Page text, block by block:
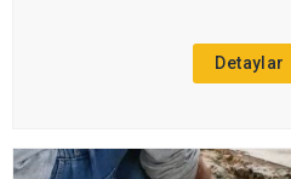
Detaylar